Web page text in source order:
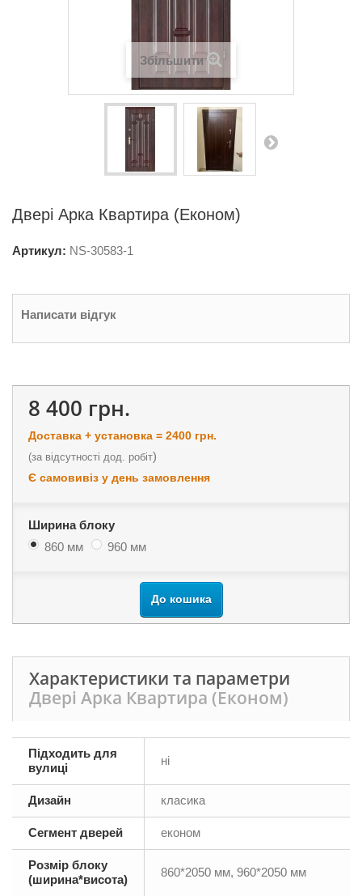
Збільшити
Двері Арка Квартира (Економ)
Артикул: NS-30583-1
Написати відгук
8 400 грн.
Доставка + установка = 2400 грн.
(за відсутності дод. робіт)
Є самовивіз у день замовлення
Ширина блоку
860 мм
960 мм
До кошика
Характеристики та параметри
Двері Арка Квартира (Економ)
Підходить для
вулиці
ні
Дизайн класика
Сегмент дверей економ
Розмір блоку
(ширина*висота)
860*2050 мм, 960*2050 мм